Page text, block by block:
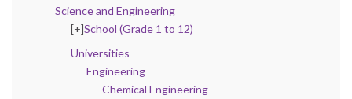
Science and Engineering
[+]School (Grade 1 to 12)
Universities
Engineering
Chemical Engineering